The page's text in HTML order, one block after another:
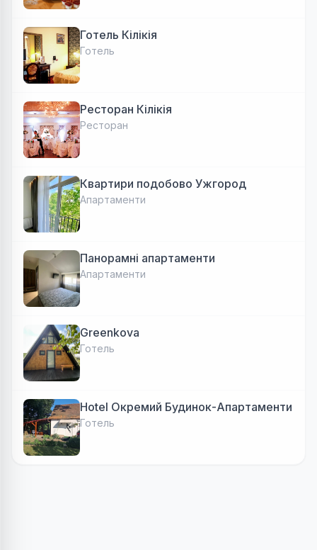
Готель Кілікія
Готель
Ресторан Кілікія
Ресторан
Квартири подобово Ужгород
Апартаменти
Панорамні апартаменти
Апартаменти
Greenkova
Готель
Hotel Окремий Будинок-Апартаменти
Готель